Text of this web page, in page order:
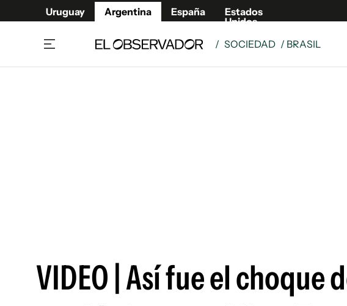
Uruguay Argentina España
Estados
Unidos
/ SOCIEDAD / BRASIL
VIDEO | Así fue el